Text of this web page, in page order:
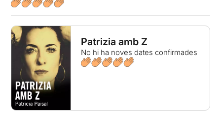
Patrizia amb Z
No hi ha noves dates confirmades